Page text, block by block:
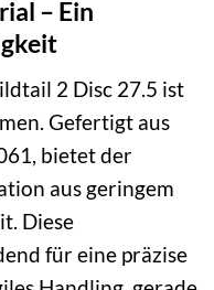
– Ein
2 Disc 27.5 ist
Gefertigt aus
bietet der
aus geringem
Diese
für eine präzise